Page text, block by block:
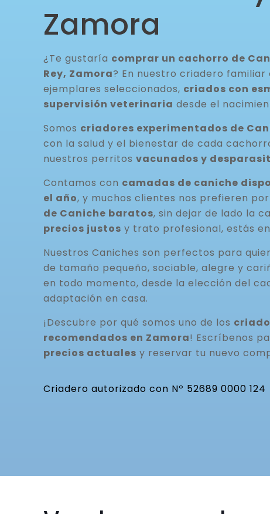
Zamora
¿Te gustaría comprar un cachorro de
Rey, Zamora? En nuestro criadero
ejemplares seleccionados, criados con
supervisión veterinaria desde el
Somos criadores experimentados de
con la salud y el bienestar de cada
nuestros perritos vacunados y
Contamos con camadas de caniche
el año, y muchos clientes nos prefieren
de Caniche baratos, sin dejar de lado la
precios justos y trato profesional, estás
Nuestros Caniches son perfectos para
de tamaño pequeño, sociable, alegre y
en todo momento, desde la elección del
adaptación en casa.
¡Descubre por qué somos uno de los
recomendados en Zamora! Escríbenos
precios actuales y reservar tu nuevo
Criadero autorizado con Nº 52689 0000 124